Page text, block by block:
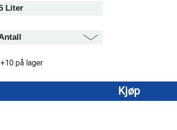
+10 på lager
Kjøp